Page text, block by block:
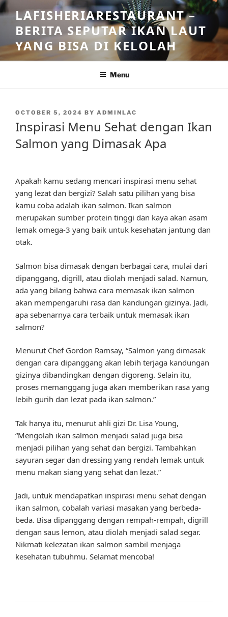
Skip
to
content
LAFISHERIARESTAURANT –
BERITA SEPUTAR IKAN LAUT
YANG BISA DI KELOLAH
Menu
POSTED
OCTOBER 5, 2024 BY ADMINLAC
Inspirasi Menu Sehat dengan Ikan
Salmon yang Dimasak Apa
Apakah kamu sedang mencari inspirasi menu sehat
yang lezat dan bergizi? Salah satu pilihan yang bisa
kamu coba adalah ikan salmon. Ikan salmon
merupakan sumber protein tinggi dan kaya akan asam
lemak omega-3 yang baik untuk kesehatan jantung dan
otak.
Salmon bisa dimasak dengan berbagai cara, mulai dari
dipanggang, digrill, atau diolah menjadi salad. Namun,
ada yang bilang bahwa cara memasak ikan salmon
akan mempengaruhi rasa dan kandungan gizinya. Jadi,
apa sebenarnya cara terbaik untuk memasak ikan
salmon?
Menurut Chef Gordon Ramsay, “Salmon yang dimasak
dengan cara dipanggang akan lebih terjaga kandungan
gizinya dibandingkan dengan digoreng. Selain itu,
proses memanggang juga akan memberikan rasa yang
lebih gurih dan lezat pada ikan salmon.”
Tak hanya itu, menurut ahli gizi Dr. Lisa Young,
“Mengolah ikan salmon menjadi salad juga bisa
menjadi pilihan yang sehat dan bergizi. Tambahkan
sayuran segar dan dressing yang rendah lemak untuk
menu makan siang yang sehat dan lezat.”
Jadi, untuk mendapatkan inspirasi menu sehat dengan
ikan salmon, cobalah variasi masakan yang berbeda-
beda. Bisa dipanggang dengan rempah-rempah, digrill
dengan saus lemon, atau diolah menjadi salad segar.
Nikmati kelezatan ikan salmon sambil menjaga
kesehatan tubuhmu. Selamat mencoba!